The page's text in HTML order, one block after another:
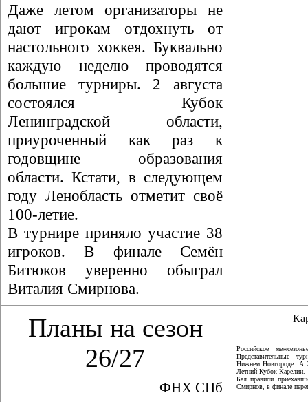
Даже летом организаторы не
дают игрокам отдохнуть от
настольного хоккея. Буквально
каждую неделю проводятся
большие турниры. 2 августа
состоялся Кубок
Ленинградской области,
приуроченный как раз к
годовщине образования
области. Кстати, в следующем
году Ленобласть отметит своё
100-летие.
В турнире приняло участие 38
игроков. В финале Семён
Битюков уверенно обыграл
Виталия Смирнова.
Планы на сезон
26/27
ФНХ СПб
Российское
Представительные
Нижнем Новгороде. А
Летний Кубок Карелии.
Бал правили
Смирнов, в финале